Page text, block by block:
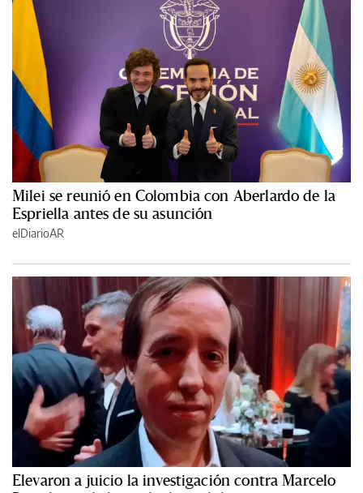
Milei se reunió en Colombia con Aberlardo de la
Espriella antes de su asunción
elDiarioAR
Elevaron a juicio la investigación contra Marcelo